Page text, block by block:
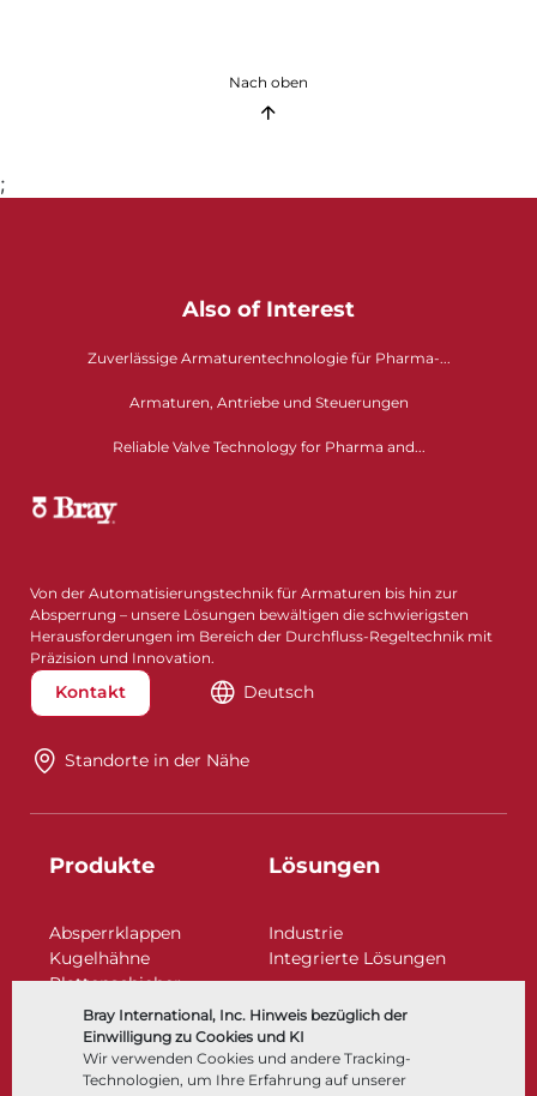
Bray International, Inc. Hinweis bezüglich der
Einwilligung zu Cookies und KI
Wir verwenden Cookies und andere Tracking-
Technologien, um Ihre Erfahrung auf unserer
Nach oben
;
Also of Interest
Zuverlässige Armaturentechnologie für Pharma-...
Armaturen, Antriebe und Steuerungen
Reliable Valve Technology for Pharma and...
Von der Automatisierungstechnik für Armaturen bis hin zur
Absperrung – unsere Lösungen bewältigen die schwierigsten
Herausforderungen im Bereich der Durchfluss-Regeltechnik mit
Präzision und Innovation.
Kontakt Deutsch
Standorte in der Nähe​​​​​​​
Produkte
Absperrklappen
Kugelhähne
Plattenschieber
Regelarmaturen
Rückschlagklappen
Antriebe | Betätigungen
Steuer- und Regeltechnik
Lösungen
Industrie
Integrierte Lösungen